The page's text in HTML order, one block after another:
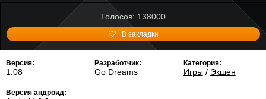
Голосов: 138000
В закладки
Версия:
1.08
Разработчик:
Go Dreams
Категория:
Игры/ Экшен
Версия андроид: